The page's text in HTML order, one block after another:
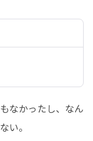
なかったし、なん
い。